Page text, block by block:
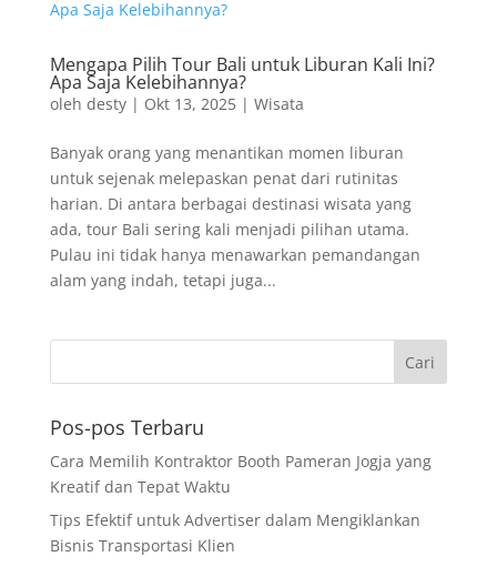
Mengapa Pilih Tour Bali untuk Liburan Kali Ini?
Apa Saja Kelebihannya?
oleh desty| Okt 13, 2025| Wisata
Banyak orang yang menantikan momen liburan
untuk sejenak melepaskan penat dari rutinitas
harian. Di antara berbagai destinasi wisata yang
ada, tour Bali sering kali menjadi pilihan utama.
Pulau ini tidak hanya menawarkan pemandangan
alam yang indah, tetapi juga...
Pos-pos Terbaru
Cara Memilih Kontraktor Booth Pameran Jogja yang
Kreatif dan Tepat Waktu
Tips Efektif untuk Advertiser dalam Mengiklankan
Bisnis Transportasi Klien